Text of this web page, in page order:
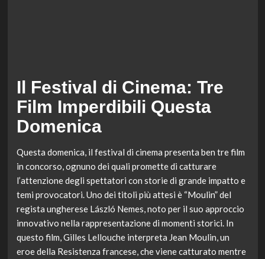
Il Festival di Cinema: Tre
Film Imperdibili Questa
Domenica
Questa domenica, il festival di cinema presenta ben tre film
in concorso, ognuno dei quali promette di catturare
l’attenzione degli spettatori con storie di grande impatto e
temi provocatori. Uno dei titoli più attesi è “Moulin” del
regista ungherese László Nemes, noto per il suo approccio
innovativo nella rappresentazione di momenti storici. In
questo film, Gilles Lellouche interpreta Jean Moulin, un
eroe della Resistenza francese, che viene catturato mentre